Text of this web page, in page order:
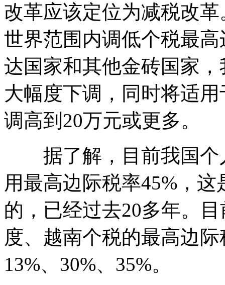
改革应该定位为减税改
世界范围内调低个税最
达国家和其他金砖国家
大幅度下调，同时将适
调高到20万元或更多。
据了解，目前我国个
用最高边际税率45%，
的，已经过去20多年。
度、越南个税的最高边
13%、30%、35%。